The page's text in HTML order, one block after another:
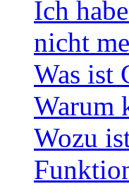
Ich
nicht
Was ist
Warum
Wozu